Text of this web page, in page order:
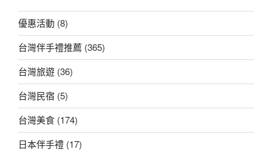
優惠活動 (8)
台灣伴手禮推薦 (365)
台灣旅遊 (36)
台灣民宿 (5)
台灣美食 (174)
日本伴手禮 (17)